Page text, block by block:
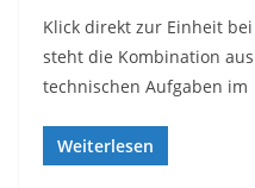
Klick direkt zur Einheit
steht die Kombination
technischen Aufgaben im
Weiterlesen